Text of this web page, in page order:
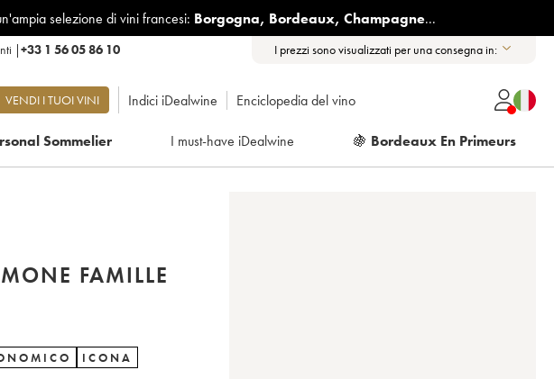
selezione di vini francesi: Borgogna, Bordeaux, Champagne...
|+33 1 56 05 86 10 I prezzi sono visualizzati per una consegna in:
VENDI I TUOI VINI Indici iDealwine Enciclopedia del vino
Sommelier I must-have iDealwine 🍇 Bordeaux En Primeurs
FAMILLE
ICONA